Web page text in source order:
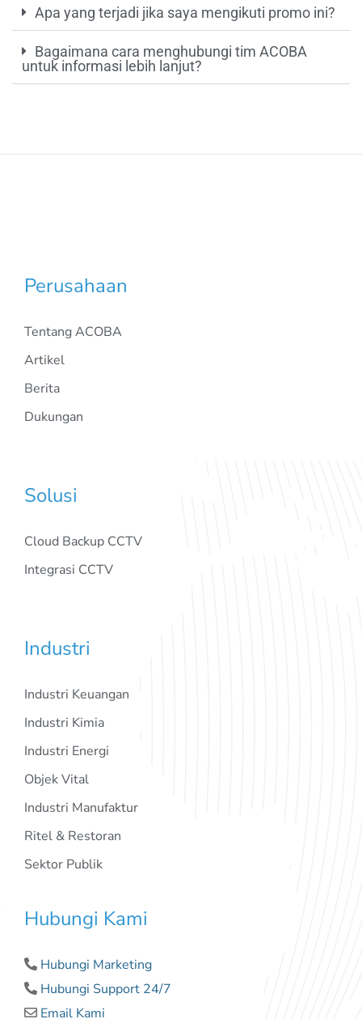
Apa yang terjadi jika saya mengikuti promo ini?
Bagaimana cara menghubungi tim ACOBA
untuk informasi lebih lanjut?
Perusahaan
Tentang ACOBA
Artikel
Berita
Dukungan
Solusi
Cloud Backup CCTV
Integrasi CCTV
Industri
Industri Keuangan
Industri Kimia
Industri Energi
Objek Vital
Industri Manufaktur
Ritel & Restoran
Sektor Publik
Hubungi Kami
Hubungi Marketing
Hubungi Support 24/7
Email Kami